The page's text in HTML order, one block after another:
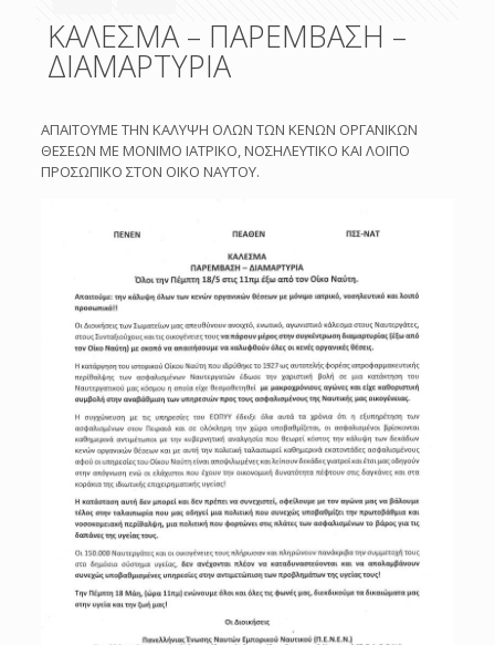
ΚΑΛΕΣΜΑ – ΠΑΡΕΜΒΑΣΗ –
ΔΙΑΜΑΡΤΥΡΙΑ
ΑΠΑΙΤΟΥΜΕ ΤΗΝ ΚΑΛΥΨΗ ΟΛΩΝ ΤΩΝ ΚΕΝΩΝ ΟΡΓΑΝΙΚΩΝ
ΘΕΣΕΩΝ ΜΕ ΜΟΝΙΜΟ ΙΑΤΡΙΚΟ, ΝΟΣΗΛΕΥΤΙΚΟ ΚΑΙ ΛΟΙΠΟ
ΠΡΟΣΩΠΙΚΟ ΣΤΟΝ ΟΙΚΟ ΝΑΥΤΟΥ.